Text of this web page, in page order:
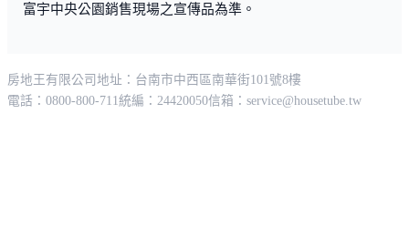
富宇中央公園銷售現場之宣傳品為準。
房地王有限公司 地址：台南市中西區南華街101號8樓
電話：0800-800-711統編：24420050信箱： service@housetube.tw